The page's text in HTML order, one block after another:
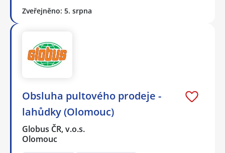
Zveřejněno: 5. srpna
Obsluha pultového prodeje -
lahůdky (Olomouc)
Globus ČR, v.o.s.
Olomouc